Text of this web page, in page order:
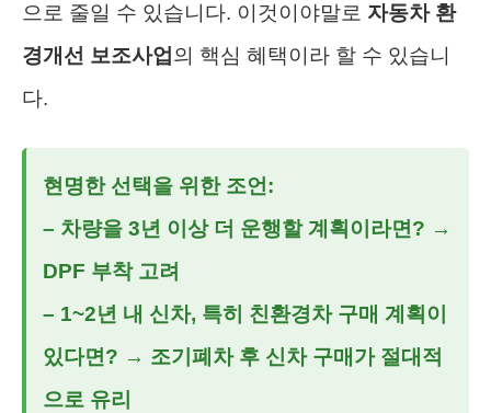
으로 줄일 수 있습니다. 이것이야말로 자동차 환
경개선 보조사업 의 핵심 혜택이라 할 수 있습니
다.
현명한 선택을 위한 조언:
– 차량을 3년 이상 더 운행할 계획이라면? →
DPF 부착 고려
– 1~2년 내 신차, 특히 친환경차 구매 계획이
있다면? → 조기폐차 후 신차 구매가 절대적
으로 유리